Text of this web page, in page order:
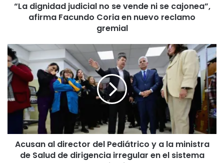
afirma
Facundo
nuevo
reclamo
gremial
“La dignidad judicial no se vende ni se cajonea”,
afirma Facundo Coria en nuevo reclamo
gremial
Acusan
al
director
del
Pediátrico
y
a
ministra
Salud
Acusan al director del Pediátrico y a la ministra
de Salud de dirigencia irregular en el sistema